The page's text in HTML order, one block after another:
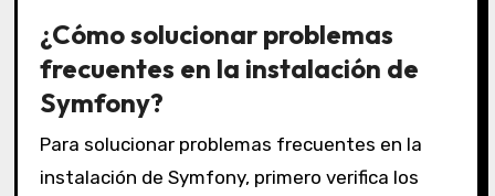
¿Cómo solucionar problemas
frecuentes en la instalación de
Symfony?
Para solucionar problemas frecuentes en la
instalación de Symfony, primero verifica los